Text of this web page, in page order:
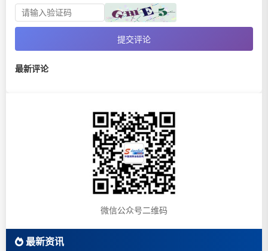
提交评论
最新评论
微信公众号二维码
最新资讯